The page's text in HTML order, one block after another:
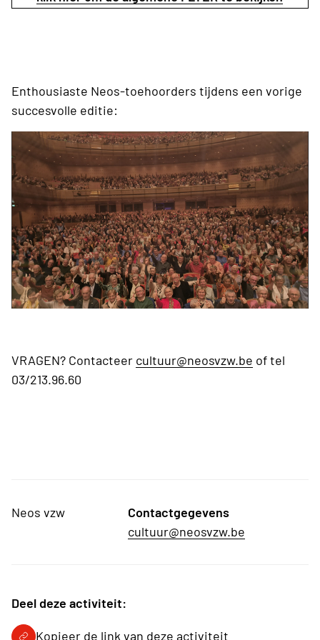
Enthousiaste Neos-toehoorders tijdens een vorige
succesvolle editie:
VRAGEN? Contacteer cultuur@neosvzw.be of tel
03/213.96.60
Neos vzw
Contactgegevens
cultuur@neosvzw.be
Deel deze activiteit:
Kopieer de link van deze activiteit